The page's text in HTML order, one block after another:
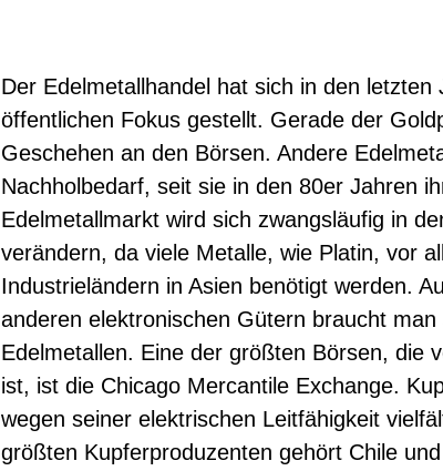
Der Edelmetallhandel hat sich in den
öffentlichen Fokus gestellt. Gerade der
Geschehen an den Börsen. Andere
Nachholbedarf, seit sie in den 80er Jahren
Edelmetallmarkt wird sich zwangsläufig in
verändern, da viele Metalle, wie Platin, vor
Industrieländern in Asien benötigt werden.
anderen elektronischen Gütern braucht
Edelmetallen. Eine der größten Börsen, die
ist, ist die Chicago Mercantile Exchange.
wegen seiner elektrischen Leitfähigkeit
größten Kupferproduzenten gehört Chile